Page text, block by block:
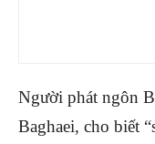
Người phát ngôn
Baghaei, cho biết